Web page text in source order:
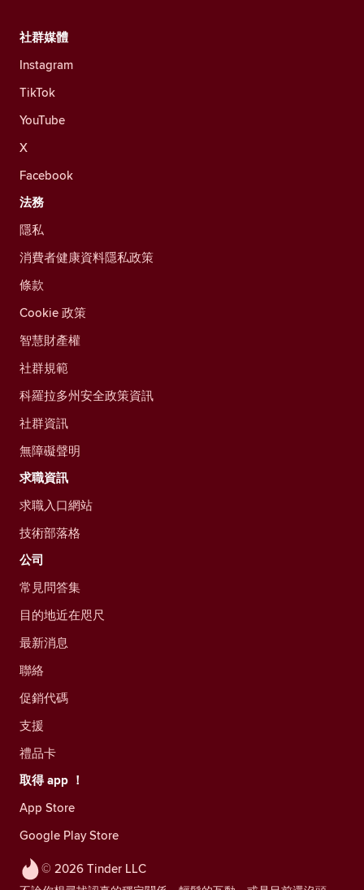
© 2026 Tinder LLC
社群媒體
Instagram
TikTok
YouTube
X
Facebook
法務
隱私
消費者健康資料隱私政策
條款
Cookie 政策
智慧財產權
社群規範
科羅拉多州安全政策資訊
社群資訊
無障礙聲明
求職資訊
求職入口網站
技術部落格
公司
常見問答集
目的地近在咫尺
最新消息
聯絡
促銷代碼
支援
禮品卡
取得 app ！
App Store
Google Play Store